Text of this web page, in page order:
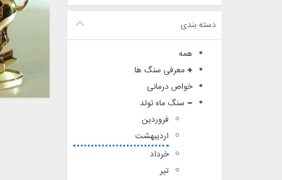
دسته بندی
همه
معرفی سنگ ها
خواص درمانی
سنگ ماه تولد
فروردین
اردیبهشت
خرداد
تیر